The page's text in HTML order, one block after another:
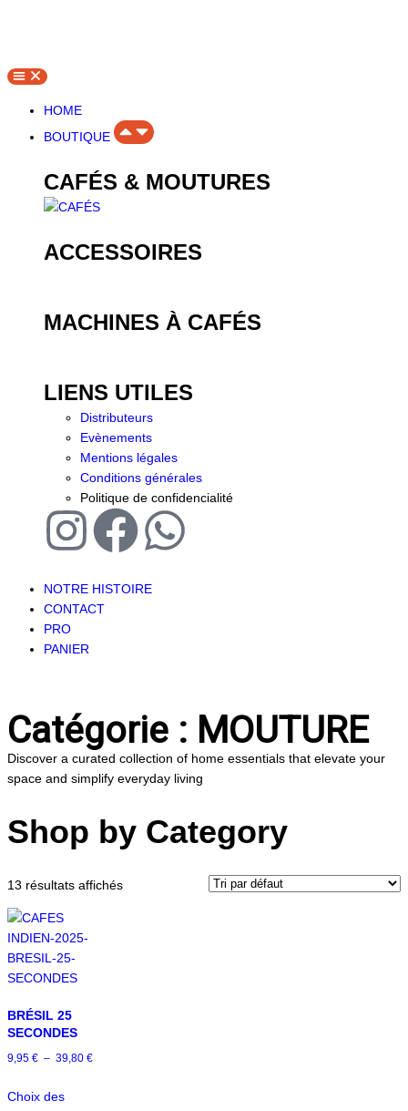
HOME
BOUTIQUE
CAFÉS & MOUTURES
ACCESSOIRES
MACHINES À CAFÉS
LIENS UTILES
Distributeurs
Evènements
Mentions légales
Conditions générales
Politique de confidencialité
NOTRE HISTOIRE
CONTACT
PRO
PANIER
Catégorie : MOUTURE
Discover a curated collection of home essentials that elevate your
space and simplify everyday living
Shop by Category
13 résultats affichés
BRÉSIL 25
SECONDES
9,95 € – 39,80 €
Choix des